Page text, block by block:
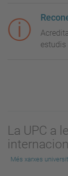
estudis
La UPC a
Més xarxes